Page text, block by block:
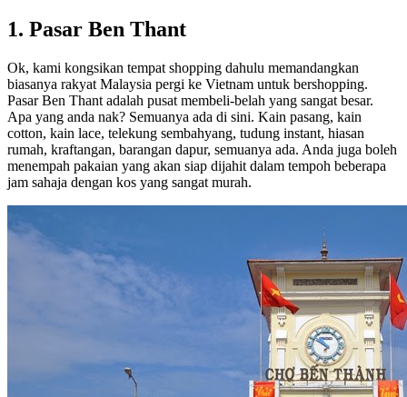
1. Pasar Ben Thant
Ok, kami kongsikan tempat shopping dahulu memandangkan
biasanya rakyat Malaysia pergi ke Vietnam untuk bershopping.
Pasar Ben Thant adalah pusat membeli-belah yang sangat besar.
Apa yang anda nak? Semuanya ada di sini. Kain pasang, kain
cotton, kain lace, telekung sembahyang, tudung instant, hiasan
rumah, kraftangan, barangan dapur, semuanya ada. Anda juga boleh
menempah pakaian yang akan siap dijahit dalam tempoh beberapa
jam sahaja dengan kos yang sangat murah.